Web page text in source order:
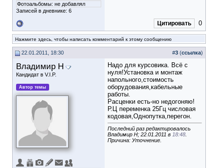
Фотоальбомы: не добавлял
Записей в дневнике: 6
Цитировать 0
Нажмите здесь, чтобы написать комментарий к этому сообщению
22.01.2011, 18:30 #3 (ссылка)
Владимир Н
Кандидат в V.I.P.
Автор темы
Надо для курсовика. Всё с
нуля!Установка и монтаж
напольного,стоимость
оборудования,кабельные
работы.
Расценки есть-но недогоняю!
Р.Ц переменка 25Гц числовая
кодовая,Однопутка,перегон.
Последний раз редактировалось
Владимир Н; 22.01.2011 в 18:48
Причина: Уточнение.